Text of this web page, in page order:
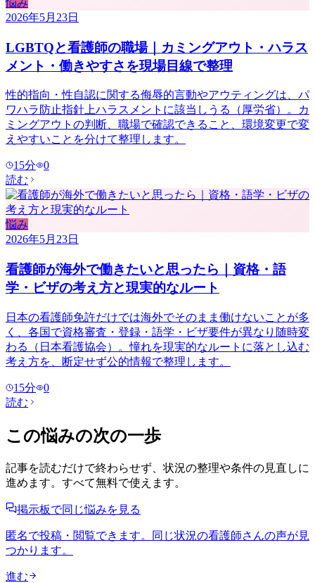
悩み
2026年5月23日
LGBTQと看護師の職場｜カミングアウト・ハラス
メント・働きやすさを現場目線で整理
性的指向・性自認に関する侮辱的言動やアウティングは、パ
ワハラ防止指針上ハラスメントに該当しうる（厚労省）。カ
ミングアウトの判断、職場で確認できること、環境変更で変
えやすいことを分けて整理します。
15分
0
読む
悩み
2026年5月23日
看護師が海外で働きたいと思ったら｜資格・語
学・ビザの考え方と現実的なルート
日本の看護師免許だけでは海外でそのまま働けないことが多
く、各国で資格審査・登録・語学・ビザ要件が異なり随時変
わる（日本看護協会）。憧れを現実的なルートに落とし込む
考え方を、断定せず公的情報で整理します。
15分
0
読む
この悩みの次の一歩
記事を読むだけで終わらせず、状況の整理や条件の見直しに
進めます。すべて無料で使えます。
掲示板で同じ悩みを見る
匿名で投稿・閲覧できます。同じ状況の看護師さんの声が見
つかります。
進む